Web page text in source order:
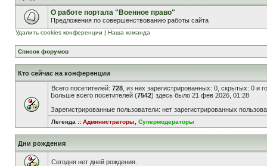
О работе портала "Военное право"
Предложения по совершенствованию работы сайта
Удалить cookies конференции | Наша команда
Список форумов
Кто сейчас на конференции
Всего посетителей: 728 , из них зарегистрированных: 0, скрытых: 0 и
Больше всего посетителей (7542) здесь было 21 фев 2026, 01:28
Зарегистрированные пользователи: нет зарегистрированных
Легенда :: Администраторы Супермодераторы
Дни рождения
Сегодня нет дней рождения.